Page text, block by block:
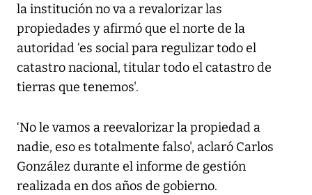
la institución no va a revalorizar las
propiedades y afirmó que el norte de la
autoridad ‘es social para regulizar todo el
catastro nacional, titular todo el catastro de
tierras que tenemos'.
‘No le vamos a reevalorizar la propiedad a
nadie, eso es totalmente falso', aclaró Carlos
González durante el informe de gestión
realizada en dos años de gobierno.